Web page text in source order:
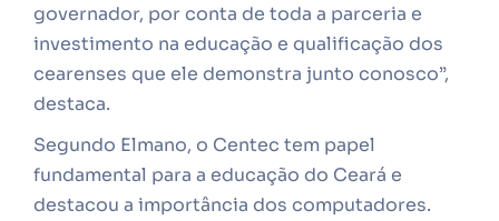
governador, por conta de toda a parceria e
investimento na educação e qualificação dos
cearenses que ele demonstra junto conosco”,
destaca.
Segundo Elmano, o Centec tem papel
fundamental para a educação do Ceará e
destacou a importância dos computadores.